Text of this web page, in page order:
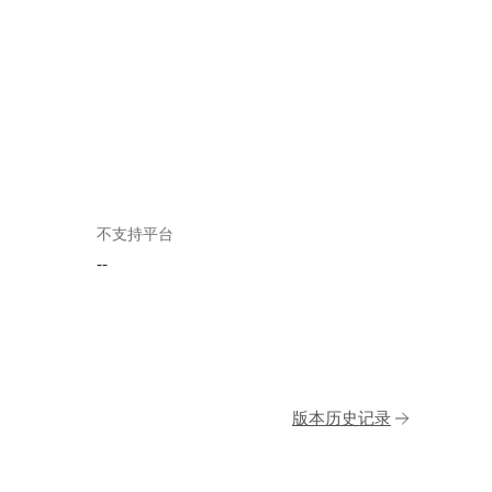
不支持平台
--
版本历史记录